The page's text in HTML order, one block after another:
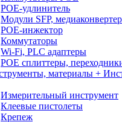
POE-удлинитель
Модули SFP,
POE-инжектор
Коммутаторы
Wi-Fi, PLC адаптеры
POE сплиттеры,
Измерительный инструмент
Клеевые пистолеты
Крепеж